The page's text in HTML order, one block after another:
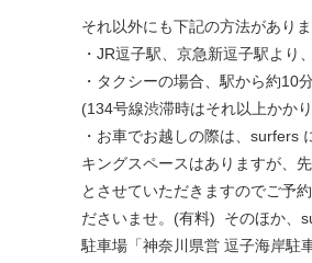
それ以外にも下記の方法がありま
・ JR逗子駅、京急新逗子駅より
・タクシーの場合、駅から約10
(134号線渋滞時はそれ以上かか
・お車でお越しの際は、 surfers
キングスペースはありますが、
とさせていただきますのでご予
ださいませ。(有料) そのほか、
駐車場「神奈川県営 逗子海岸駐